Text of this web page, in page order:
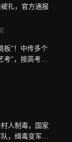
扎，官方通报
板”！中传多个
考”，按高考文
人制毒，国家
队，缉毒变军事